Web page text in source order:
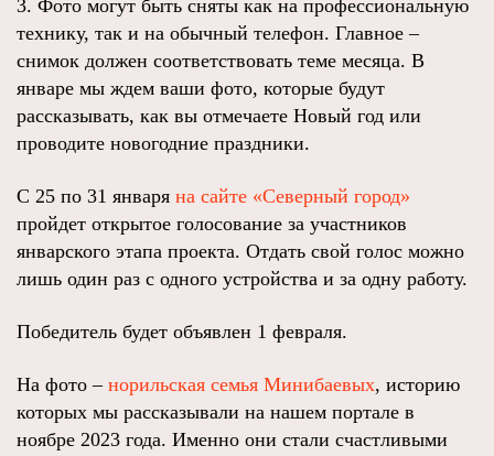
3. Фото могут быть сняты как на профессиональную
технику, так и на обычный телефон. Главное –
снимок должен соответствовать теме месяца. В
январе мы ждем ваши фото, которые будут
рассказывать, как вы отмечаете Новый год или
проводите новогодние праздники.
С 25 по 31 января на сайте «Северный город»
пройдет открытое голосование за участников
январского этапа проекта. Отдать свой голос можно
лишь один раз с одного устройства и за одну работу.
Победитель будет объявлен 1 февраля.
На фото – норильская семья Минибаевых, историю
которых мы рассказывали на нашем портале в
ноябре 2023 года. Именно они стали счастливыми